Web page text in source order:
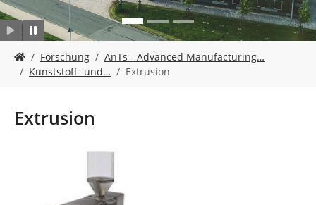
i
n
Forschung
AnTs - Advanced Manufacturing…
Kunststoff- und…
Extrusion
Extrusion
Show larger version